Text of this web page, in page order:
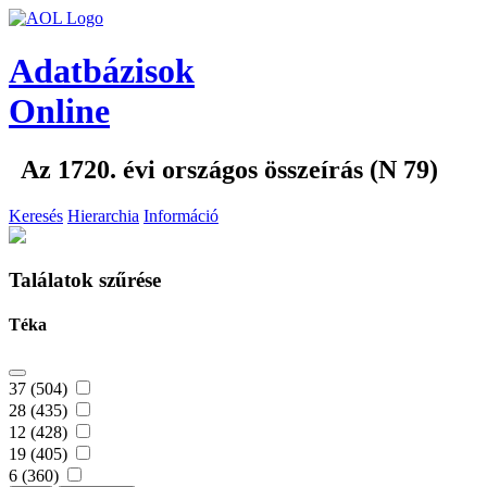
Adatbázisok
Online
Az 1720. évi országos összeírás (N 79)
Keresés Hierarchia Információ
Találatok szűrése
Téka
37 (504)
28 (435)
12 (428)
19 (405)
6 (360)